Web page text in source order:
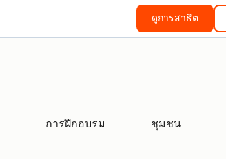
ดูการสาธิต
การฝึกอบรม ชุมชน